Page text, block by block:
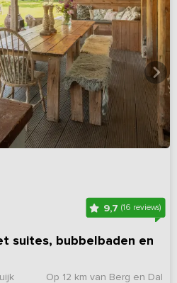
9,7(16 reviews)
suites, bubbelbaden en
Op 12 km van Berg en Dal